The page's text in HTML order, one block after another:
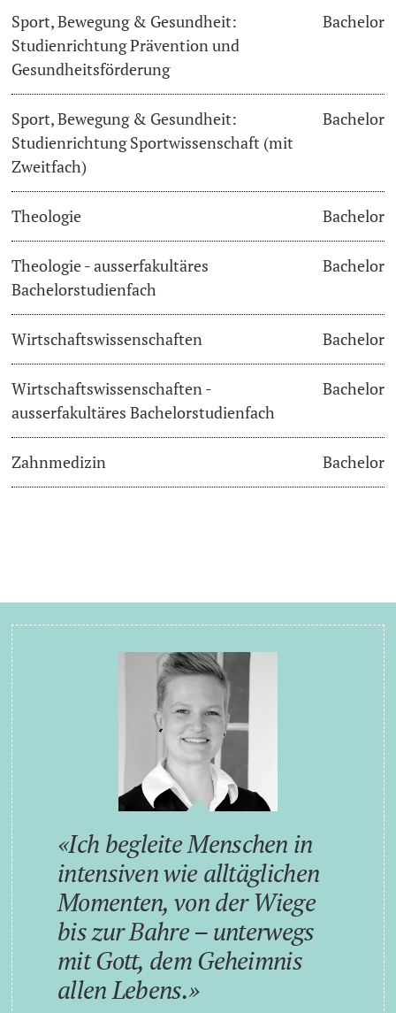
Sport, Bewegung & Gesundheit:
Studienrichtung Prävention und
Gesundheitsförderung
Bachelor
Sport, Bewegung & Gesundheit:
Studienrichtung Sportwissenschaft (mit
Zweitfach)
Bachelor
Theologie Bachelor
Theologie - ausserfakultäres
Bachelorstudienfach
Bachelor
Wirtschaftswissenschaften Bachelor
Wirtschaftswissenschaften -
ausserfakultäres Bachelorstudienfach
Bachelor
Zahnmedizin Bachelor
Ich begleite Menschen in
intensiven wie alltäglichen
Momenten, von der Wiege
bis zur Bahre – unterwegs
mit Gott, dem Geheimnis
allen Lebens.